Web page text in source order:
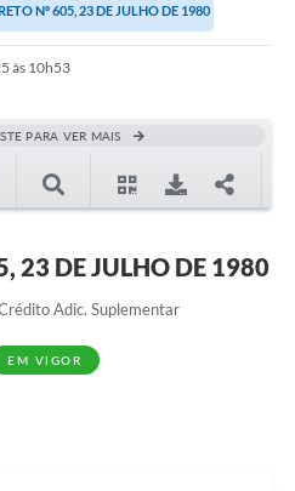
Nº 605, 23 DE JULHO DE 1980
às 10h53
PARA VER MAIS
23 DE JULHO DE 1980
Adic. Suplementar
EM VIGOR